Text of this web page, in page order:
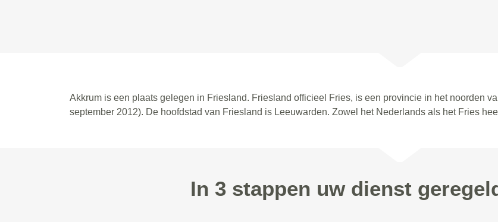
Akkrum is een plaats gelegen in Friesland. Friesland officieel Fries, is een provincie in het noorden
september 2012). De hoofdstad van Friesland is Leeuwarden. Zowel het Nederlands als het Fries
In 3 stappen uw dienst